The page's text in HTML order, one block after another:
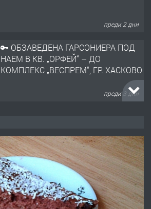
преди 2 дни
🔑 ОБЗАВЕДЕНА ГАРСОНИЕРА ПОД
НАЕМ В КВ. „ОРФЕЙ“ – ДО
КОМПЛЕКС „ВЕСПРЕМ“, ГР. ХАСКОВО
преди 3 дни
АПАРТАМЕНТ В ЦЕНТЪРА НА ГР.
ХАСКОВО
преди 4 дни
Давам гараж под наем